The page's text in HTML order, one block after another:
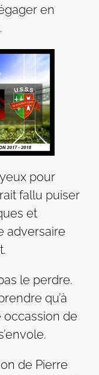
en
pour
fallu puiser
et
adversaire
le perdre.
qu’à
de
de Pierre